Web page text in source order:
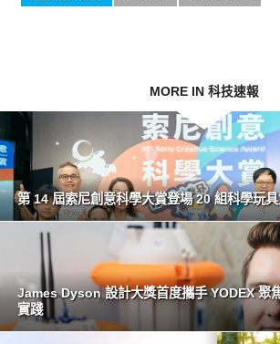
MORE IN 科技速報
第 14 屆索尼創意科學大賞登場 20 組科學玩
James Dyson 設計大獎首度攜手 YODEX 聚
實踐